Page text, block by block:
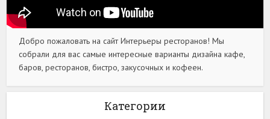
Добро пожаловать на сайт Интерьеры ресторанов! Мы
собрали для вас самые интересные варианты дизайна кафе,
баров, ресторанов, бистро, закусочных и кофеен.
Категории